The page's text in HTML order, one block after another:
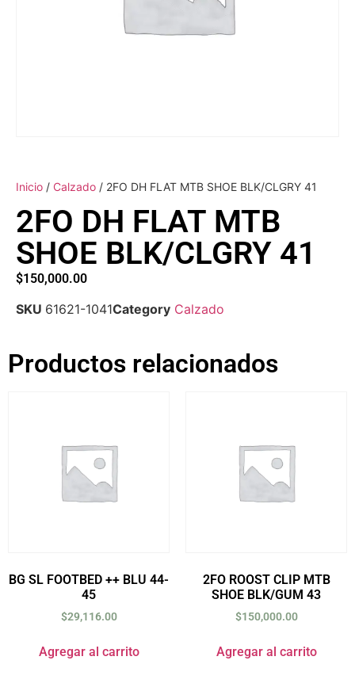
Inicio / Calzado / 2FO DH FLAT MTB SHOE BLK/CLGRY 41
2FO DH FLAT MTB
SHOE BLK/CLGRY 41
$150,000.00
SKU 61621-1041Category Calzado
Productos relacionados
BG SL FOOTBED ++ BLU 44-
45
$29,116.00
Agregar al carrito
2FO ROOST CLIP MTB
SHOE BLK/GUM 43
$150,000.00
Agregar al carrito